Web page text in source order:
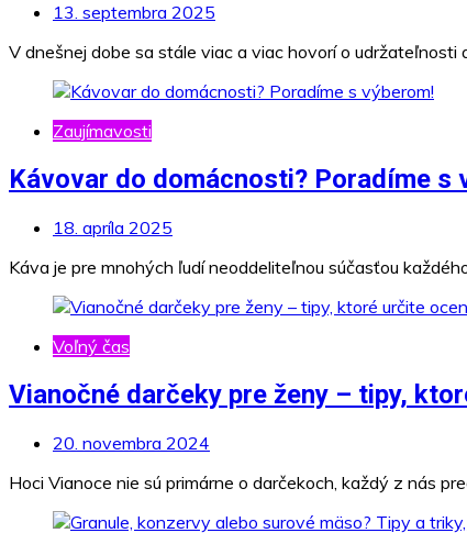
13. septembra 2025
V dnešnej dobe sa stále viac a viac hovorí o udržateľnosti
Zaujímavosti
Kávovar do domácnosti? Poradíme s
18. apríla 2025
Káva je pre mnohých ľudí neoddeliteľnou súčasťou
Voľný čas
Vianočné darčeky pre ženy – tipy,
20. novembra 2024
Hoci Vianoce nie sú primárne o darčekoch, každý z nás